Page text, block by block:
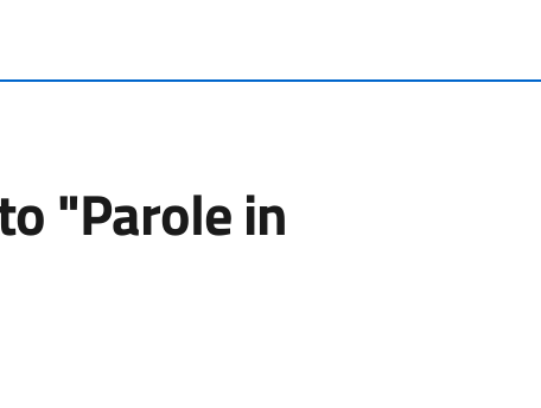
"Parole in